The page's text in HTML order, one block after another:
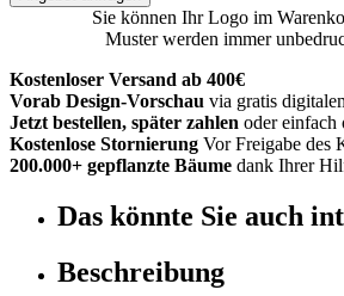
Sie können Ihr Logo im
Muster werden immer
Kostenloser Versand ab 400€
Vorab Design-Vorschau via gratis
Jetzt bestellen, später zahlen oder einfach
Kostenlose Stornierung Vor Freigabe des
200.000+ gepflanzte Bäume dank Ihrer
Das könnte Sie auch
Beschreibung